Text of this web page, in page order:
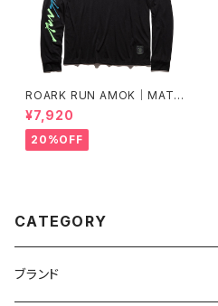
ROARK RUN AMOK｜MATHI
S LS col.BLACK FJORD
¥7,920
20%OFF
CATEGORY
ブランド